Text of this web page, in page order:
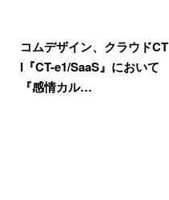
コムデザイン、クラウドCT
I『CT-e1/SaaS』において
『感情カル…